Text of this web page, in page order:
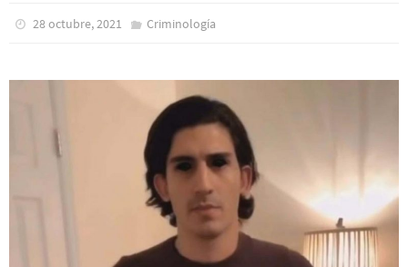
28 octubre, 2021 Criminología